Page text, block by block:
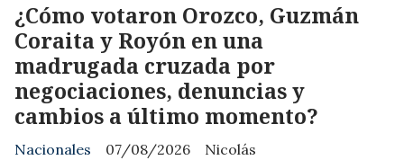
¿Cómo votaron Orozco, Guzmán
Coraita y Royón en una
madrugada cruzada por
negociaciones, denuncias y
cambios a último momento?
Nicolás
Nacionales
07/08/2026